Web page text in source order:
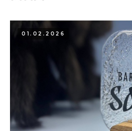
01.02.2026